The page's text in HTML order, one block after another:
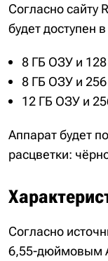
Согласно сайту
будет доступен
8 ГБ ОЗУ и
8 ГБ ОЗУ и
12 ГБ ОЗУ и
Аппарат будет
расцветки:
Согласно
6,55-дюймовым